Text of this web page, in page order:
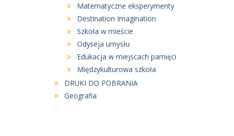
Matematyczne eksperymenty
Destination Imagination
Szkoła w mieście
Odyseja umysłu
Edukacja w miejscach pamięci
Międzykulturowa szkoła
DRUKI DO POBRANIA
Geografia